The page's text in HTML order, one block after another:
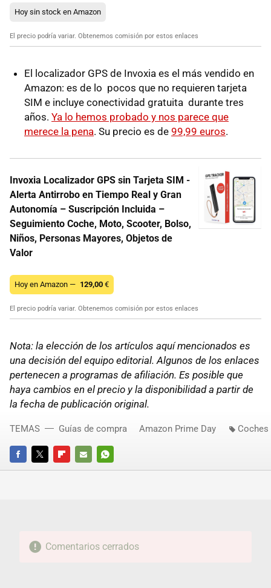
Hoy sin stock en Amazon
El precio podría variar. Obtenemos comisión por estos enlaces
El localizador GPS de Invoxia es el más vendido en
Amazon: es de lo pocos que no requieren tarjeta
SIM e incluye conectividad gratuita durante tres
años. Ya lo hemos probado y nos parece que
merece la pena. Su precio es de 99,99 euros.
Invoxia Localizador GPS sin Tarjeta SIM -
Alerta Antirrobo en Tiempo Real y Gran
Autonomía – Suscripción Incluida –
Seguimiento Coche, Moto, Scooter, Bolso,
Niños, Personas Mayores, Objetos de
Valor
Hoy en Amazon — 129,00 €
El precio podría variar. Obtenemos comisión por estos enlaces
Nota: la elección de los artículos aquí mencionados es
una decisión del equipo editorial. Algunos de los enlaces
pertenecen a programas de afiliación. Es posible que
haya cambios en el precio y la disponibilidad a partir de
la fecha de publicación original.
FACEBOOKTWITTERFLIPBOARD
E-
WHATSAPP
TEMAS Guías de compra Amazon Prime Day Coches
Comentarios cerrados